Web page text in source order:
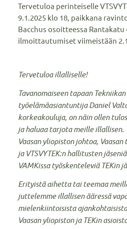
Tervetuloa perinteiselle
9.1.2025 klo 18, paikkana
Bacchus osoitteessa Rantakatu
ilmoittautumiset viimeistään
Tervetuloa illalliselle!
Tavanomaiseen tapaan
työelämäasiantuntija Daniel
korkeakouluja, on näin ollen
ja haluaa tarjota meille illallisen.
Vaasan yliopiston johtoa,
ja VTSVYTEK:n hallitusten
VAMKissa työskenteleviä TEKin
Erityistä aihetta tai teemaa
juttelemme illallisen ääressä
mielenkiintoisista
Vaasan yliopiston ja TEKin